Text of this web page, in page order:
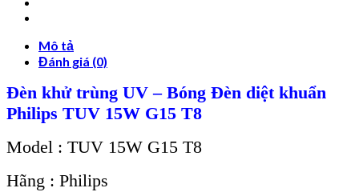
Mô tả
Đánh giá (0)
Đèn khử trùng UV – Bóng Đèn diệt khuẩn
Philips TUV 15W G15 T8
Model : TUV 15W G15 T8
Hãng : Philips